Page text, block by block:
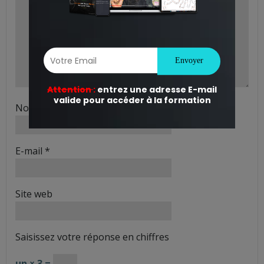
Nom
E-mail *
Site web
Saisissez votre réponse en chiffres